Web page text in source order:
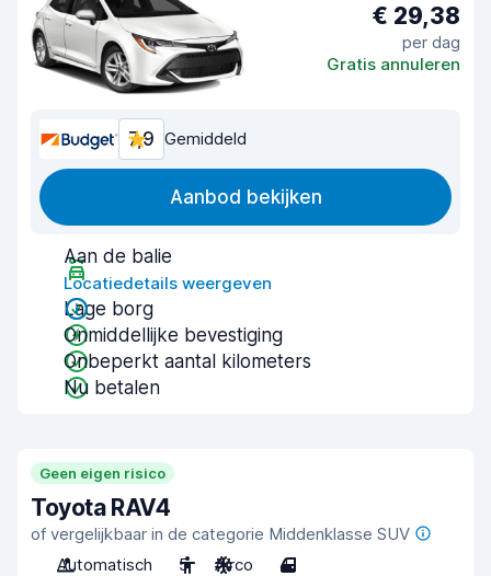
€ 29,38
per dag
Gratis annuleren
7,9 Gemiddeld
Aanbod bekijken
Aan de balie
Locatiedetails weergeven
Lage borg
Onmiddellijke bevestiging
Onbeperkt aantal kilometers
Nu betalen
Geen eigen risico
Toyota RAV4
of vergelijkbaar in de categorie Middenklasse SUV
Automatisch
5 Airco 4